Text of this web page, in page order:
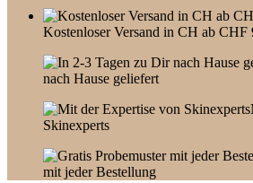
Kostenloser Versand in CH ab CHF
nach Hause geliefert
Skinexperts
mit jeder Bestellung